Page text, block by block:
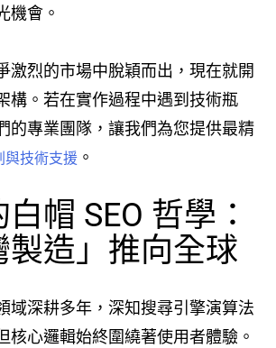
機會。
激烈的市場中脫穎而出，現在就開
構。若在實作過程中遇到技術瓶
的專業團隊，讓我們為您提供最精
與技術支援 。
帽 SEO 哲學：
製造」推向全球
域深耕多年，深知搜尋引擎演算法
核心邏輯始終圍繞著使用者體驗。